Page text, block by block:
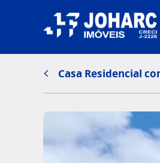
Casa Residencial